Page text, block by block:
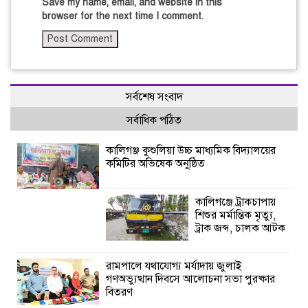
Save my name, email, and website in this
browser for the next time I comment.
সর্বশেষ সংবাদ
সর্বাধিক পঠিত
কালিগঞ্জ কুশুলিয়া উচ্চ মাধ্যমিক বিদ্যালয়ের
কমিটির অভিষেক অনুষ্ঠিত
কালিগঞ্জে ট্রাকচাপায়
শিশুর মর্মান্তিক মৃত্যু,
ট্রাক জব্দ, চালক আটক
রামপালে যথাযোগ্য মর্যাদায় জুলাই
গণঅভ্যুত্থান দিবসে আলোচনা সভা পুরষ্কার
বিতরণ